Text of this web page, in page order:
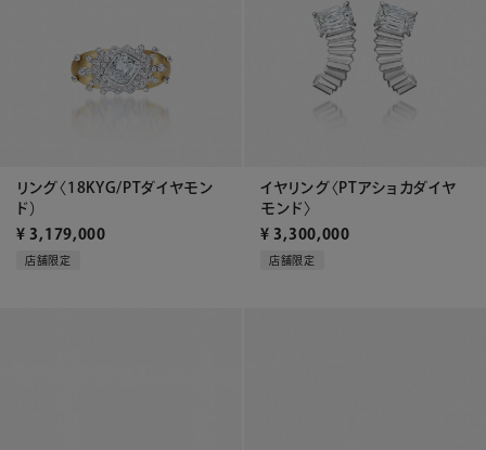
リング〈18KYG/PTダイヤモン
ド）
¥ 3,179,000
店舗限定
イヤリング〈PTアショカダイヤ
モンド〉
¥ 3,300,000
店舗限定